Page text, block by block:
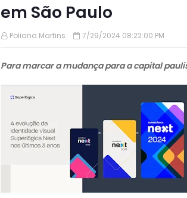
em São Paulo
Poliana Martins 7/29/2024 08:22:00 PM
Para marcar a mudança para a capital